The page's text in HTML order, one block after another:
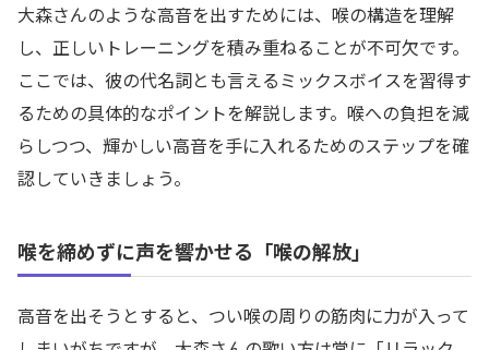
大森さんのような高音を出すためには、喉の構造を理解
し、正しいトレーニングを積み重ねることが不可欠です。
ここでは、彼の代名詞とも言えるミックスボイスを習得す
るための具体的なポイントを解説します。喉への負担を減
らしつつ、輝かしい高音を手に入れるためのステップを確
認していきましょう。
喉を締めずに声を響かせる「喉の解放」
高音を出そうとすると、つい喉の周りの筋肉に力が入って